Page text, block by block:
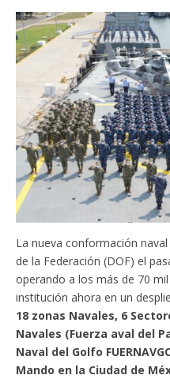
La nueva conformación
de la Federación (DOF) el
operando a los más de 70
institución ahora en un
18 zonas Navales, 6
Navales (Fuerza aval del
Naval del Golfo
Mando en la Ciudad de